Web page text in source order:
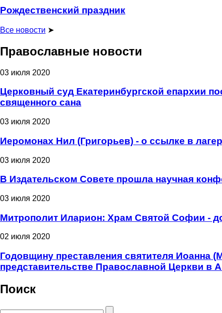
Рождественский праздник
Все новости ➤
Православные новости
03 июля 2020
Церковный суд Екатеринбургской епархии
священного сана
03 июля 2020
Иеромонах Нил (Григорьев) - о ссылке в
03 июля 2020
В Издательском Совете прошла научная
03 июля 2020
Митрополит Иларион: Храм Святой Софии -
02 июля 2020
Годовщину преставления святителя Иоанна
представительстве Православной Церкви в
Поиск